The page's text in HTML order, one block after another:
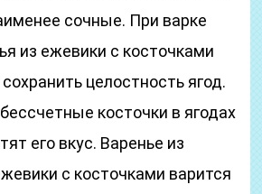
сочные. При варке
из ежевики с косточками
целостность ягод.
косточки в ягодах
его вкус. Варенье из
с косточками варится